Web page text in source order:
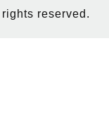
reserved.